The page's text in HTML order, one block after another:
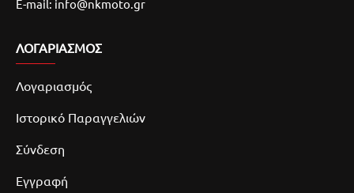
E-mail: info@nkmoto.gr
ΛΟΓΑΡΙΑΣΜΌΣ
Λογαριασμός
Ιστορικό Παραγγελιών
Σύνδεση
Εγγραφή